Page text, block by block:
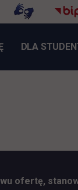
LINK OTWIERA
DLA
ofertę,